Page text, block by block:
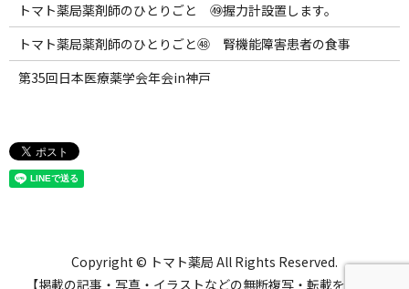
トマト薬局薬剤師のひとりごと ㊾握力計設置します。
トマト薬局薬剤師のひとりごと㊽ 腎機能障害患者の食事
第35回日本医療薬学会年会in神戸
Copyright © トマト薬局 All Rights Reserved.
【掲載の記事・写真・イラストなどの無断複写・転載を禁じま